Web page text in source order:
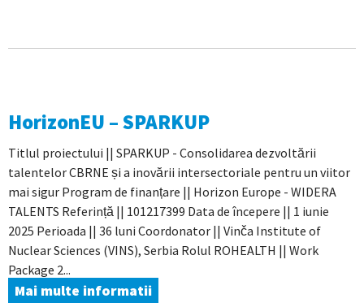
HorizonEU – SPARKUP
Titlul proiectului || SPARKUP - Consolidarea dezvoltării
talentelor CBRNE și a inovării intersectoriale pentru un viitor
mai sigur Program de finanțare || Horizon Europe - WIDERA
TALENTS Referință || 101217399 Data de începere || 1 iunie
2025 Perioada || 36 luni Coordonator || Vinča Institute of
Nuclear Sciences (VINS), Serbia Rolul ROHEALTH || Work
Package 2...
Mai multe informatii